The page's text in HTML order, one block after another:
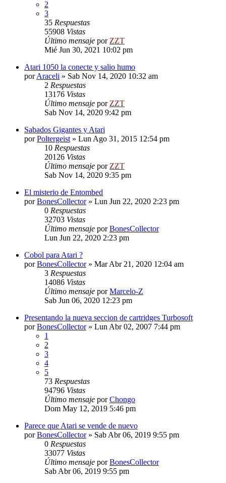
2
3
35 Respuestas
55908 Vistas
Último mensaje por ZZT
Mié Jun 30, 2021 10:02 pm
Atari 1050 la conecte y salio humo
porAraceli » Sab Nov 14, 2020 10:32 am
2 Respuestas
13176 Vistas
Último mensaje por ZZT
Sab Nov 14, 2020 9:42 pm
Sabados Gigantes y Atari
porPoltergeist » Lun Ago 31, 2015 12:54 pm
10 Respuestas
20126 Vistas
Último mensaje por ZZT
Sab Nov 14, 2020 9:35 pm
El misterio de Entombed
porBonesCollector» Lun Jun 22, 2020 2:23 pm
0 Respuestas
32703 Vistas
Último mensaje porBonesCollector
Lun Jun 22, 2020 2:23 pm
Cobol para Atari ?
porBonesCollector» Mar Abr 21, 2020 12:04 am
3 Respuestas
14086 Vistas
Último mensaje porMarcelo-Z
Sab Jun 06, 2020 12:23 pm
Presentando la nueva seccion de cartridges Turbosoft
porBonesCollector» Lun Abr 02, 2007 7:44 pm
1
2
3
4
5
73 Respuestas
94796 Vistas
Último mensaje porChongo
Dom May 12, 2019 5:46 pm
Parece que Atari se vende de nuevo
porBonesCollector» Sab Abr 06, 2019 9:55 pm
0 Respuestas
33077 Vistas
Último mensaje porBonesCollector
Sab Abr 06, 2019 9:55 pm